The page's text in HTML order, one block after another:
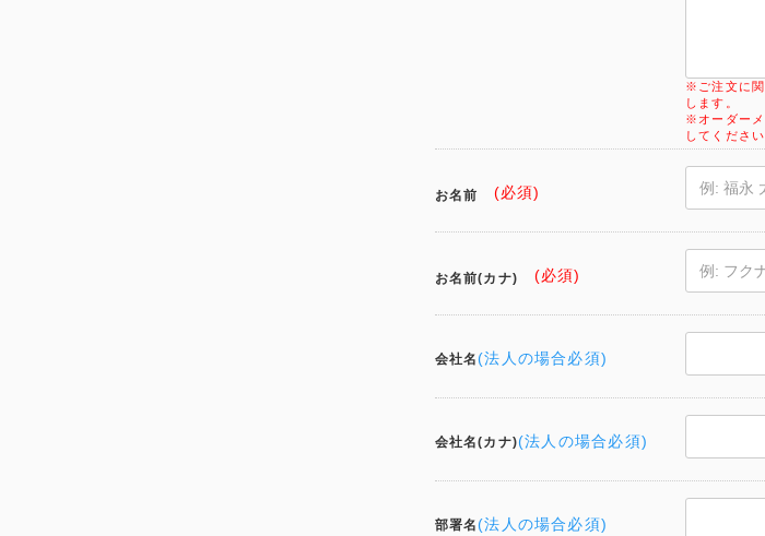
※ご注文に関
します。
※オーダーメ
してください
お名前 (必須)
お名前(カナ) (必須)
会社名(法人の場合必須)
会社名(カナ)(法人の場合必須)
部署名(法人の場合必須)